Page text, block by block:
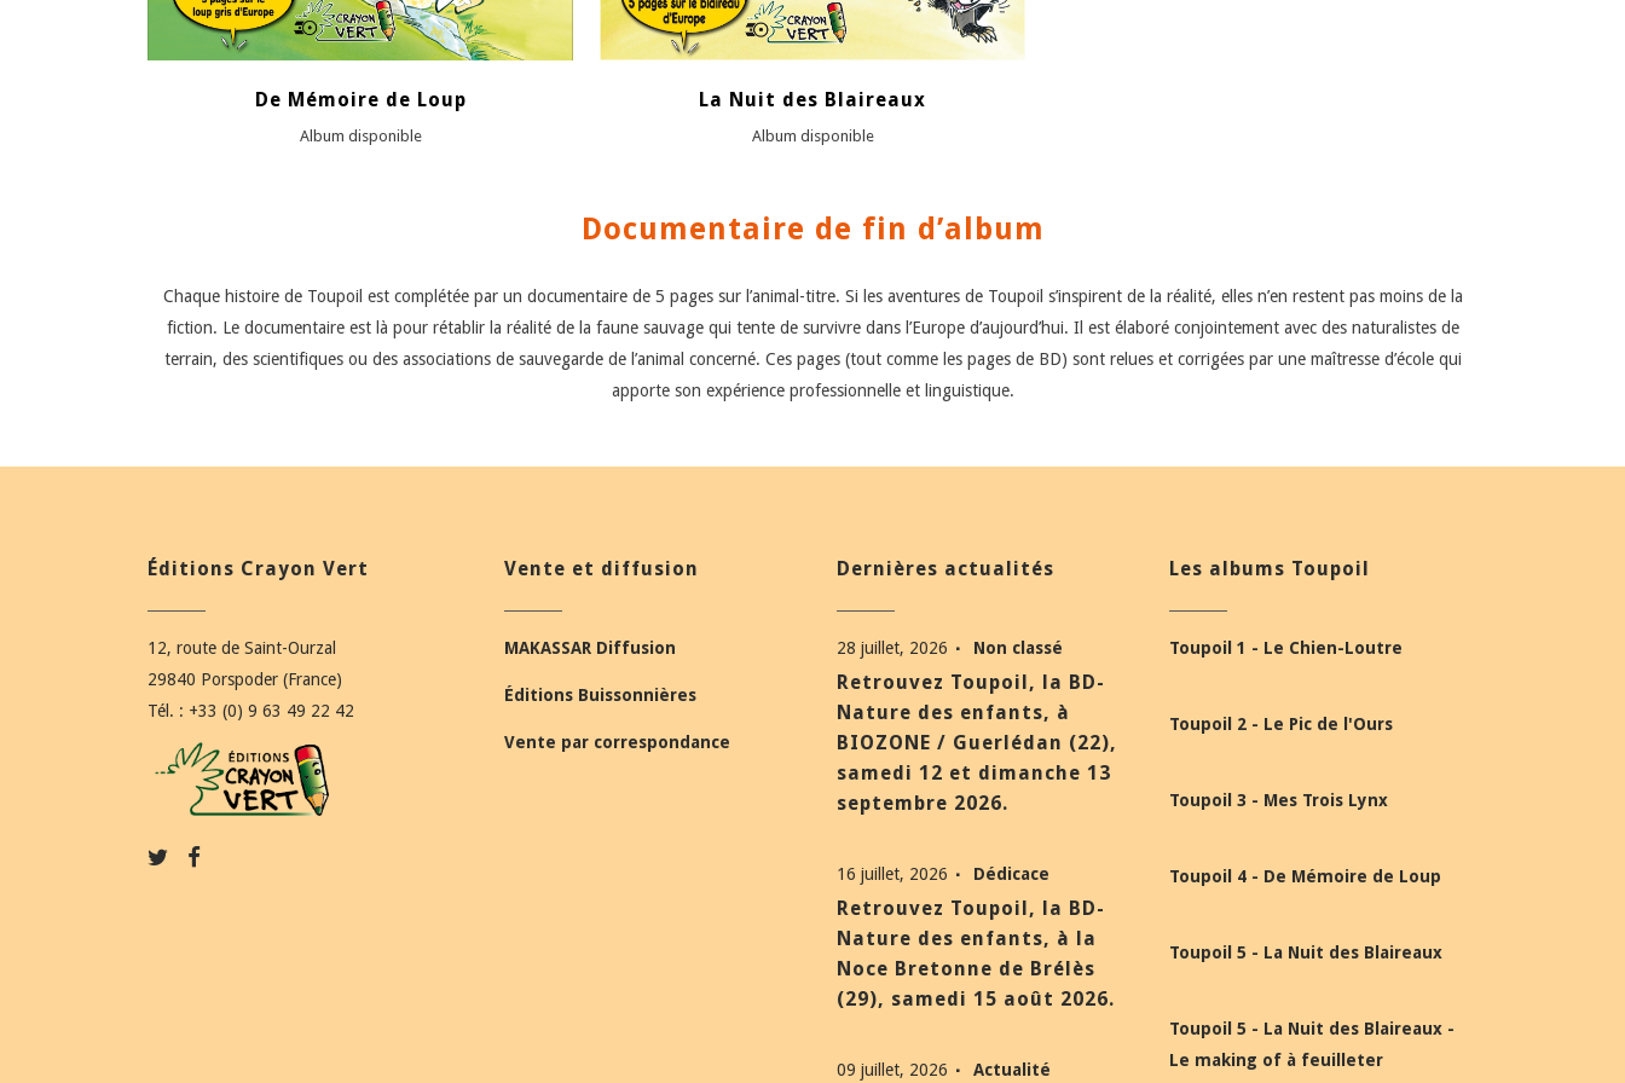
De Mémoire de Loup
Album disponible
La Nuit des Blaireaux
Album disponible
Documentaire de fin d’album
Chaque histoire de Toupoil est complétée par un documentaire de 5 pages sur l’animal-titre. Si les aventures de Toupoil s’inspirent de la réalité, elles n’en restent pas moins de la
fiction. Le documentaire est là pour rétablir la réalité de la faune sauvage qui tente de survivre dans l’Europe d’aujourd’hui. Il est élaboré conjointement avec des naturalistes de
terrain, des scientifiques ou des associations de sauvegarde de l’animal concerné. Ces pages (tout comme les pages de BD) sont relues et corrigées par une maîtresse d’école qui
apporte son expérience professionnelle et linguistique.
Éditions Crayon Vert
12, route de Saint-Ourzal
29840 Porspoder (France)
Tél. : +33 (0) 9 63 49 22 42
Vente et diffusion
MAKASSAR Diffusion
Éditions Buissonnières
Vente par correspondance
Dernières actualités
28 juillet, 2026 Non classé
Retrouvez Toupoil, la BD-
Nature des enfants, à
BIOZONE / Guerlédan (22),
samedi 12 et dimanche 13
septembre 2026.
16 juillet, 2026 Dédicace
Retrouvez Toupoil, la BD-
Nature des enfants, à la
Noce Bretonne de Brélès
(29), samedi 15 août 2026.
09 juillet, 2026 Actualité
Les albums Toupoil
Toupoil 1 - Le Chien-Loutre
Toupoil 2 - Le Pic de l'Ours
Toupoil 3 - Mes Trois Lynx
Toupoil 4 - De Mémoire de Loup
Toupoil 5 - La Nuit des Blaireaux
Toupoil 5 - La Nuit des Blaireaux -
Le making of à feuilleter